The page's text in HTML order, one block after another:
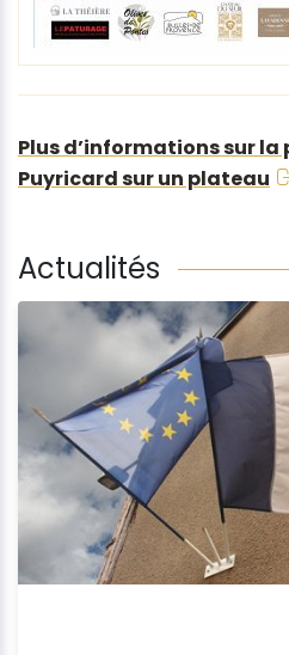
Plus d’informations sur la
Puyricard sur un plateau
Actualités